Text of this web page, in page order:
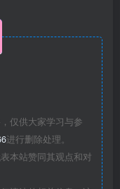
仅供大家学习与参
进行删除处理。
本站赞同其观点和对